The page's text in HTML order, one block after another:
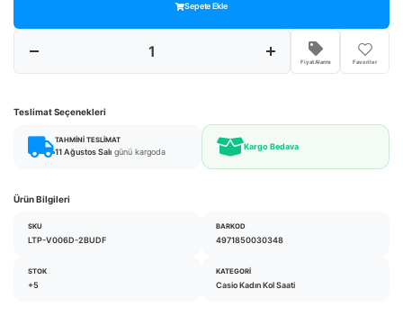
Sepete Ekle
Fiyat Alarmı Favoriler
Teslimat Seçenekleri
TAHMINI TESLIMAT
11 Ağustos Salı günü kargoda
Kargo Bedava
Ürün Bilgileri
SKU
LTP-V006D-2BUDF
BARKOD
4971850030348
STOK
+5
KATEGORI
Casio Kadın Kol Saati